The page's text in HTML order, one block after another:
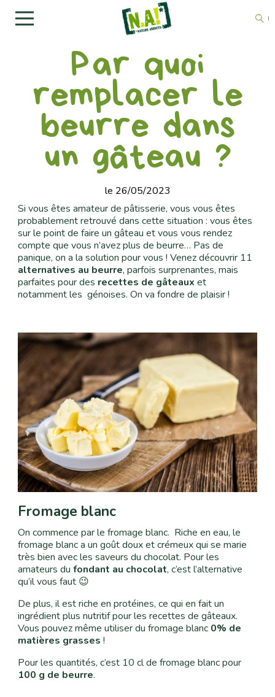
Par quoi
remplacer le
beurre dans
un gâteau ?
le 26/05/2023
Si vous êtes amateur de pâtisserie, vous vous êtes
probablement retrouvé dans cette situation : vous êtes
sur le point de faire un gâteau et vous vous rendez
compte que vous n’avez plus de beurre… Pas de
panique, on a la solution pour vous ! Venez découvrir 11
alternatives au beurre, parfois surprenantes, mais
parfaites pour des recettes de gâteaux et
notamment les génoises. On va fondre de plaisir !
Fromage blanc
On commence par le fromage blanc. Riche en eau, le
fromage blanc a un goût doux et crémeux qui se marie
très bien avec les saveurs du chocolat. Pour les
amateurs du fondant au chocolat, c’est l’alternative
qu’il vous faut 😉
De plus, il est riche en protéines, ce qui en fait un
ingrédient plus nutritif pour les recettes de gâteaux.
Vous pouvez même utiliser du fromage blanc 0% de
matières grasses !
Pour les quantités, c’est 10 cl de fromage blanc pour
100 g de beurre.